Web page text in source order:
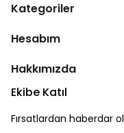
Kategoriler
Hesabım
Hakkımızda
Ekibe Katıl
Fırsatlardan haberdar ol